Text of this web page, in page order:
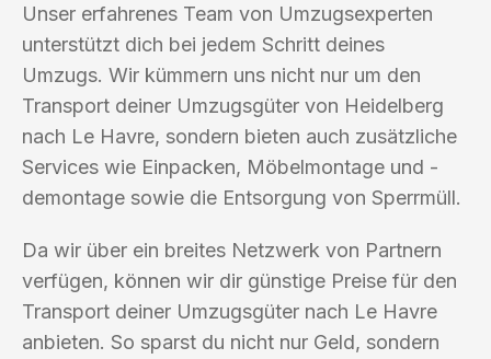
Unser erfahrenes Team von Umzugsexperten
unterstützt dich bei jedem Schritt deines
Umzugs. Wir kümmern uns nicht nur um den
Transport deiner Umzugsgüter von Heidelberg
nach Le Havre, sondern bieten auch zusätzliche
Services wie Einpacken, Möbelmontage und -
demontage sowie die Entsorgung von Sperrmüll.
Da wir über ein breites Netzwerk von Partnern
verfügen, können wir dir günstige Preise für den
Transport deiner Umzugsgüter nach Le Havre
anbieten. So sparst du nicht nur Geld, sondern